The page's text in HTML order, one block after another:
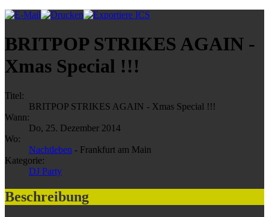
BRITPOP STRIKES AGAIN -
Xmas Special !!!
Titel:
BRITPOP STRIKES AGAIN - Xmas Special !!!
Wann:
Do, 25. Dezember 2014
Wo:
Nachtleben - Frankfurt am Main
Kategorie:
DJ Party
Beschreibung